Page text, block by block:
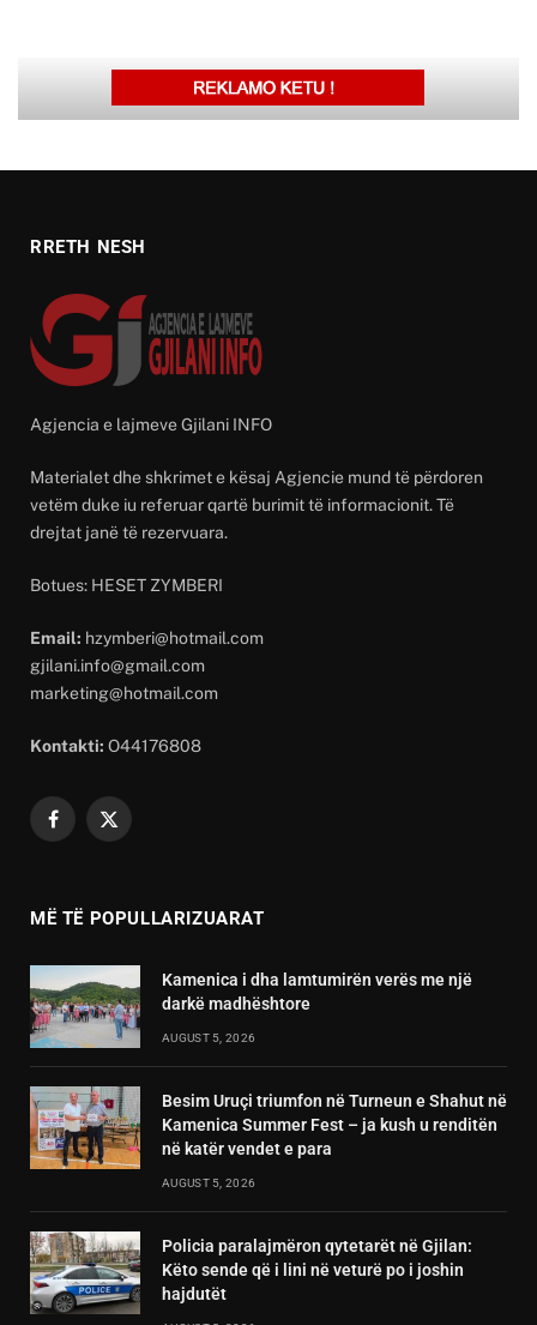
RRETH NESH
Agjencia e lajmeve Gjilani INFO
Materialet dhe shkrimet e kësaj Agjencie mund të përdoren
vetëm duke iu referuar qartë burimit të informacionit. Të
drejtat janë të rezervuara.
Botues: HESET ZYMBERI
Email: hzymberi@hotmail.com
gjilani.info@gmail.com
marketing@hotmail.com
Kontakti: O44176808
Facebook
X
MË TË POPULLARIZUARAT
Kamenica i dha lamtumirën verës me një
darkë madhështore
AUGUST 5, 2026
Besim Uruçi triumfon në Turneun e Shahut në
Kamenica Summer Fest – ja kush u renditën
në katër vendet e para
AUGUST 5, 2026
Policia paralajmëron qytetarët në Gjilan:
Këto sende që i lini në veturë po i joshin
hajdutët